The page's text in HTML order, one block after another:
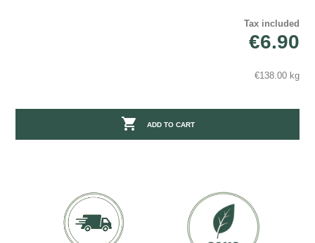
Tax included
€6.90
€138.00 kg
 ADD TO CART